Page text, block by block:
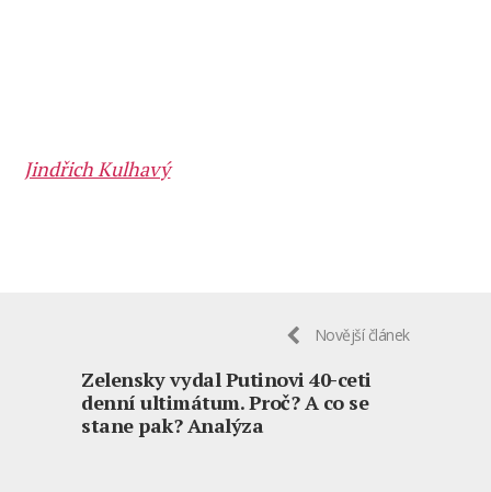
Jindřich Kulhavý
Novější článek
Zelensky vydal Putinovi 40-ceti
denní ultimátum. Proč? A co se
stane pak? Analýza